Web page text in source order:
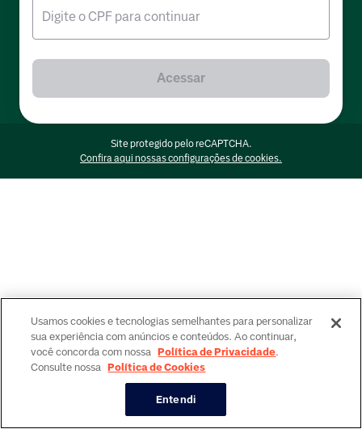
Digite o CPF para continuar
Acessar
Site protegido pelo reCAPTCHA.
Confira aqui nossas configurações de cookies.
Usamos cookies e tecnologias semelhantes para personalizar
sua experiência com anúncios e conteúdos. Ao continuar,
você concorda com nossa Política de Privacidade.
Consulte nossa Política de Cookies
Entendi